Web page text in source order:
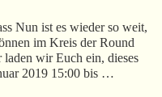
Nun ist es wieder so weit,
im Kreis der Round
wir Euch ein, dieses
2019 15:00 bis …